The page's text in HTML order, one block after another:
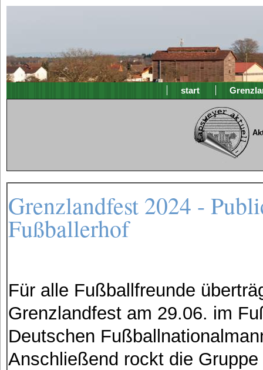
start
Grenzlandfest 2024 -
Fußballerhof
Für alle Fußballfreunde
Grenzlandfest am 29.06. im
Deutschen
Anschließend rockt die